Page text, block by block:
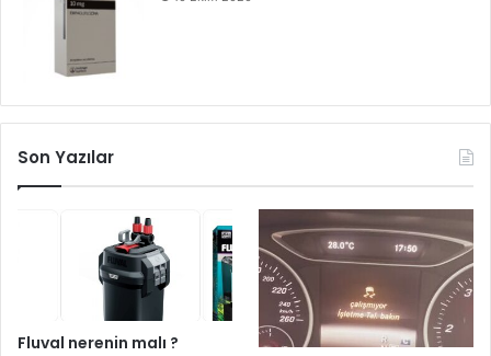
Son Yazılar
Fluval nerenin malı ?